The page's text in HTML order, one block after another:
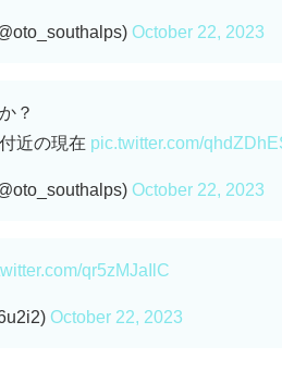
October 22, 2023
？
近の現在 pic.twitter.com/
October 22, 2023
qr5zMJaIlC
October 22, 2023